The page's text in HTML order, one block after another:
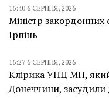
16:40 6 СЕРПНЯ, 2026
Міністр закордонних
Ірпінь
16:27 6 СЕРПНЯ, 2026
Клірика УПЦ МП,
Донеччини,